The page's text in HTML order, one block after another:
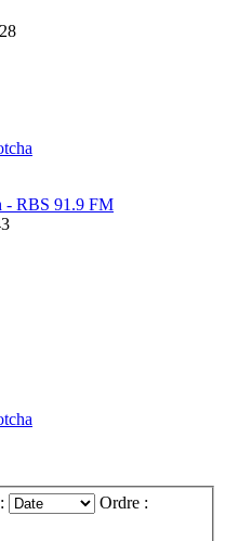
- RBS 91.9 FM
Ordre :